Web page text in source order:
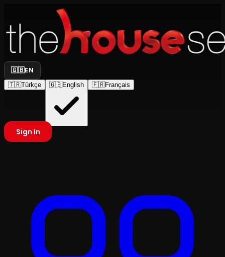
🇬🇧EN
🇹🇷Türkçe 🇬🇧English 🇫🇷Français
Sign In